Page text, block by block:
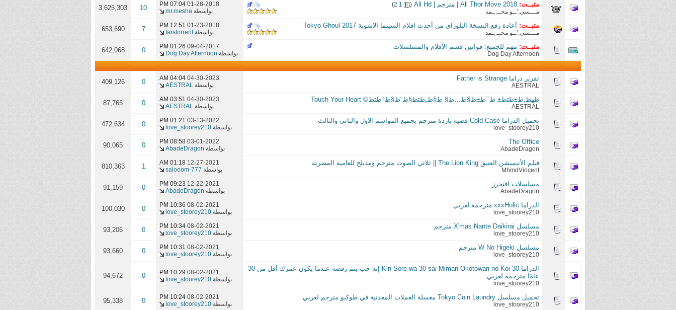
مثبــت: All Thor Move 2018 | مترجم | All Hd (
1
2
)
مـــسي,’ــو محــ.,ـمد
01-28-2018
07:04 PM
بواسطة mr.mesha
10
3,625,303
مثبــت: أعادة رفع النسخة البلوراي من أحدث افلام السينما الاسوية Tokyo Ghoul 2017
مـــسي,’ــو محــ.,ـمد
01-23-2018
12:51 PM
بواسطةfarstorrent
7
653,690
مثبــت: مهم للجميع: قوانين قسم الأفلام والمسلسلات
Dog Day Afternoon
09-04-2017
01:26 PM
بواسطة Dog Day Afternoon
0
642,068
تقرير دراما Father is Strange
AESTRAL
04-30-2023
04:04 AM
بواسطة AESTRAL
0
409,126
طھظ‚ط±ظٹط± ط¯ط±ط§ظ…ط§ ط§ظ„ظٹط§ط¨ط§ظ†ظٹط© Touch Your Heart
AESTRAL
04-30-2023
03:51 AM
بواسطة AESTRAL
0
87,765
تحميل الدراما Cold Case قضيه باردة مترجم بجميع المواسم الاول والثاني والثالث
love_stoorey210
03-13-2022
01:21 PM
بواسطة love_stoorey210
0
472,634
The Office
AbadeDragon
03-01-2022
08:58 PM
بواسطة AbadeDragon
0
90,065
فيلم الأنيميشن العتيق The Lion King || ثلاثي الصوت مترجم ومدبلج للعامية المصرية
MhmdVincent
12-27-2021
01:18 AM
بواسطة salooom-777
1
810,363
مسلسلات افنجرز
AbadeDragon
12-22-2021
09:23 PM
بواسطة AbadeDragon
0
91,159
الدراما xxxHolic مترجمة لعربي
love_stoorey210
08-02-2021
10:36 PM
بواسطة love_stoorey210
0
100,030
مسلسل X'mas Nante Daikirai مترجم
love_stoorey210
08-02-2021
10:34 PM
بواسطة love_stoorey210
0
93,206
مسلسل W No Higeki مترجم
love_stoorey210
08-02-2021
10:31 PM
بواسطة love_stoorey210
0
93,660
الدراما Kin Sore wa 30-sai Miman Okotowari no Koi 30 إنه حب يتم رفضه عندما يكون عمرك أقل من 30
عامًا مترجمه لعربي
love_stoorey210
08-02-2021
10:29 PM
بواسطة love_stoorey210
0
94,672
تحميل مسلسل Tokyo Coin Laundry مغسلة العملات المعدنية في طوكيو مترجم لعربي
love_stoorey210
08-02-2021
10:24 PM
بواسطة love_stoorey210
0
95,338